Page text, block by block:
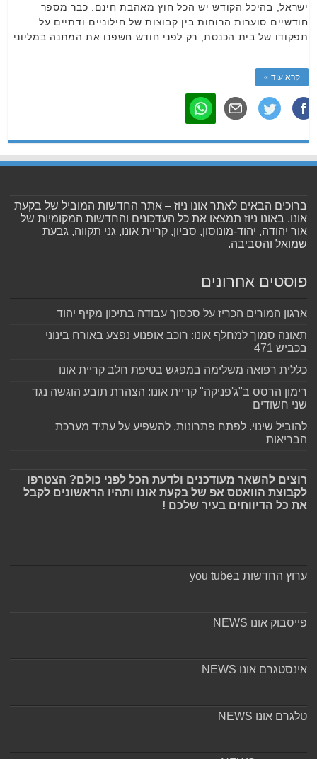
ישראל, בהיכל הקודש יש הכל חוץ מאהבת חינם. כבר מספר
חודשיים סוערות הרוחות בין קבוצות של חילוניים ודתיים על
תפקודו של בית הכנסת, רק לפני חודש חשפנו את המתנה במליוני
קרא עוד »
ברוכים הבאים לאתר אונו ניוז – אתר החדשות המוביל של בקעת
אונו. באונו ניוז תמצאו את כל העדכונים והחדשות המקומיות של
אור יהודה, יהוד-מונוסון, סביון, קריית אונו, גני תקווה, גבעת
שמואל והסביבה.
פוסטים אחרונים
ארגון המורים הכריז על סכסוך עבודה בתיכון מקיף יהוד
תאונה סמוך למחלף אונו: רוכב אופנוע נפצע באורח בינוני
בכביש 471
כללית רפואה משלימה במפגש בטיפת חלב קריית אונו
רימון הרסס ב"ג'פניקה" קריית אונו: הצהרת תובע הוגשה נגד
שני חשודים
להוביל שינוי. לפתח פתרונות. להשפיע על עתיד מערכת
הבריאות
רוצים להשאר מעודכנים ולדעת הכל לפני כולם? הצטרפו
לקבוצת הוואטס אפ של בקעת אונו ותהיו הראשונים לקבל
את כל הדיווחים בעיר שלכם !
ערוץ החדשות בyou tube
פייסבוק אונו NEWS
אינסטגרם אונו NEWS
טלגרם אונו NEWS